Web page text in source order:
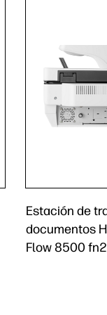
Estación de
documentos
Flow 8500 fn2